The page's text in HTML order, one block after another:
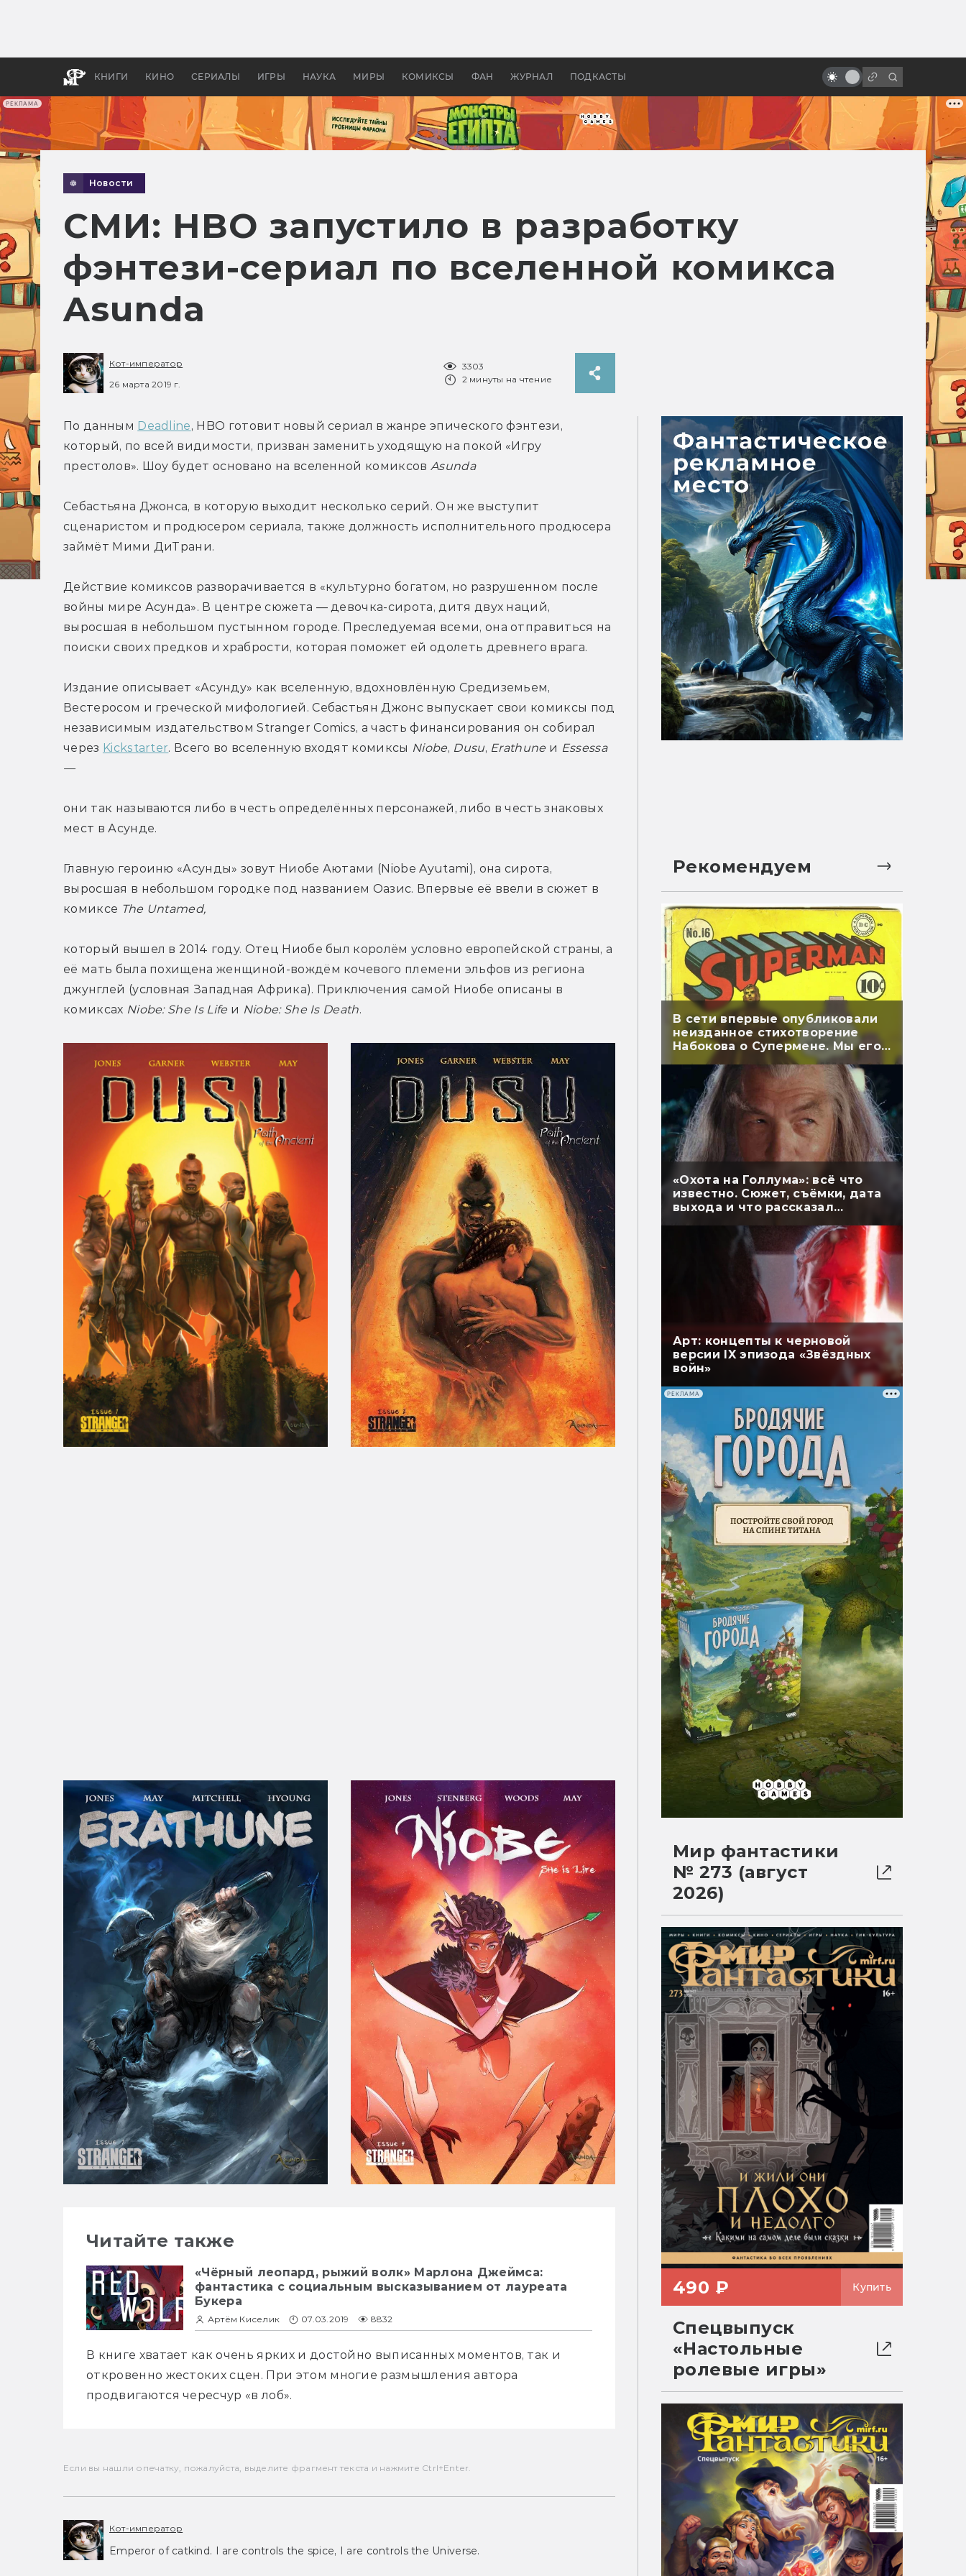
РЕКЛАМА
КНИГИ КИНО СЕРИАЛЫ ИГРЫ НАУКА МИРЫ КОМИКСЫ ФАН ЖУРНАЛ ПОДКАСТЫ
апокалипсис, в России —
бы «Властелина колец»
безумия
Новости
СМИ: HBO запустило в разработку
фэнтези-сериал по вселенной комикса
Asunda
Кот-император
26 марта 2019 г.
3303
2 минуты на чтение
По данным Deadline, HBO готовит новый сериал в жанре эпического фэнтези,
который, по всей видимости, призван заменить уходящую на покой «Игру
престолов». Шоу будет основано на вселенной комиксов Asunda
Себастьяна Джонса, в которую выходит несколько серий. Он же выступит
сценаристом и продюсером сериала, также должность исполнительного продюсера
займёт Мими ДиТрани.
Действие комиксов разворачивается в «культурно богатом, но разрушенном после
войны мире Асунда». В центре сюжета — девочка-сирота, дитя двух наций,
выросшая в небольшом пустынном городе. Преследуемая всеми, она отправиться на
поиски своих предков и храбрости, которая поможет ей одолеть древнего врага.
Издание описывает «Асунду» как вселенную, вдохновлённую Средиземьем,
Вестеросом и греческой мифологией. Себастьян Джонс выпускает свои комиксы под
независимым издательством Stranger Comics, а часть финансирования он собирал
через Kickstarter. Всего во вселенную входят комиксы Niobe, Dusu, Erathune и Essessa
—
они так называются либо в честь определённых персонажей, либо в честь знаковых
мест в Асунде.
Главную героиню «Асунды» зовут Ниобе Аютами (Niobe Ayutami), она сирота,
выросшая в небольшом городке под названием Оазис. Впервые её ввели в сюжет в
комиксе The Untamed,
который вышел в 2014 году. Отец Ниобе был королём условно европейской страны, а
её мать была похищена женщиной-вождём кочевого племени эльфов из региона
джунглей (условная Западная Африка). Приключения самой Ниобе описаны в
комиксах Niobe: She Is Life и Niobe: She Is Death.
Читайте также
«Чёрный леопард, рыжий волк» Марлона Джеймса:
фантастика с социальным высказыванием от лауреата
Букера
Артём Киселик 07.03.2019 8832
В книге хватает как очень ярких и достойно выписанных моментов, так и
откровенно жестоких сцен. При этом многие размышления автора
продвигаются чересчур «в лоб».
Если вы нашли опечатку, пожалуйста, выделите фрагмент текста и нажмите Ctrl+Enter.
Кот-император
Emperor of catkind. I are controls the spice, I are controls the Universe.
Рекомендуем
В сети впервые опубликовали
неизданное стихотворение
Набокова о Супермене. Мы его
перевели
«Охота на Голлума»: всё что
известно. Сюжет, съёмки, дата
выхода и что рассказал
Арт: концепты к черновой
версии IX эпизода «Звёздных
войн»
РЕКЛАМА
Мир фантастики
№ 273 (август
2026)
490 ₽ Купить
Спецвыпуск
«Настольные
ролевые игры»